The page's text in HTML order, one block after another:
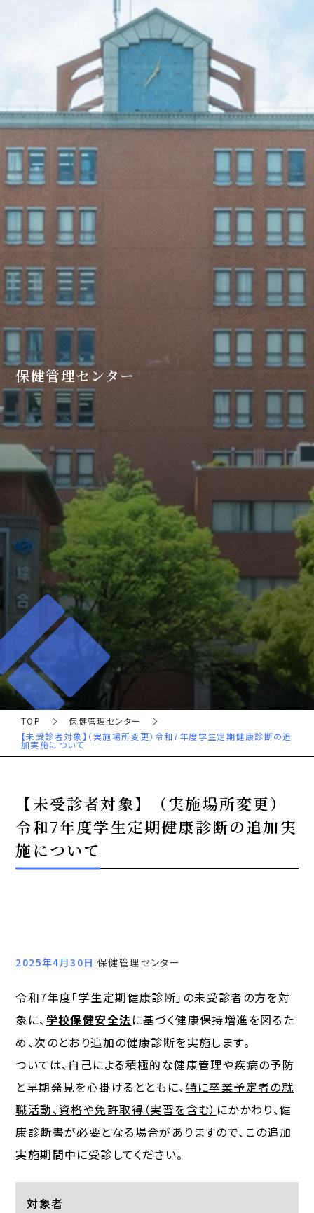
保健管理センター
TOP
保健管理センター
【未受診者対象】（実施場所変更）令和7年度学生定期健康診断の追
加実施について
【未受診者対象】（実施場所変更）
令和7年度学生定期健康診断の追加実
施について
2025年4月30日 保健管理センター
令和7年度「学生定期健康診断」の未受診者の方を対
象に、 学校保健安全法に基づく健康保持増進を図るた
め、次のとおり追加の健康診断を実施します。
ついては、自己による積極的な健康管理や疾病の予防
と早期発見を心掛けるとともに、 特に卒業予定者の就
職活動、資格や免許取得（実習を含む） にかかわり、健
康診断書が必要となる場合がありますので、この追加
実施期間中に受診してください。
対象者